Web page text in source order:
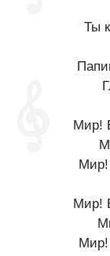
Ты
Мир!
Мир!
Мир!
Мир!